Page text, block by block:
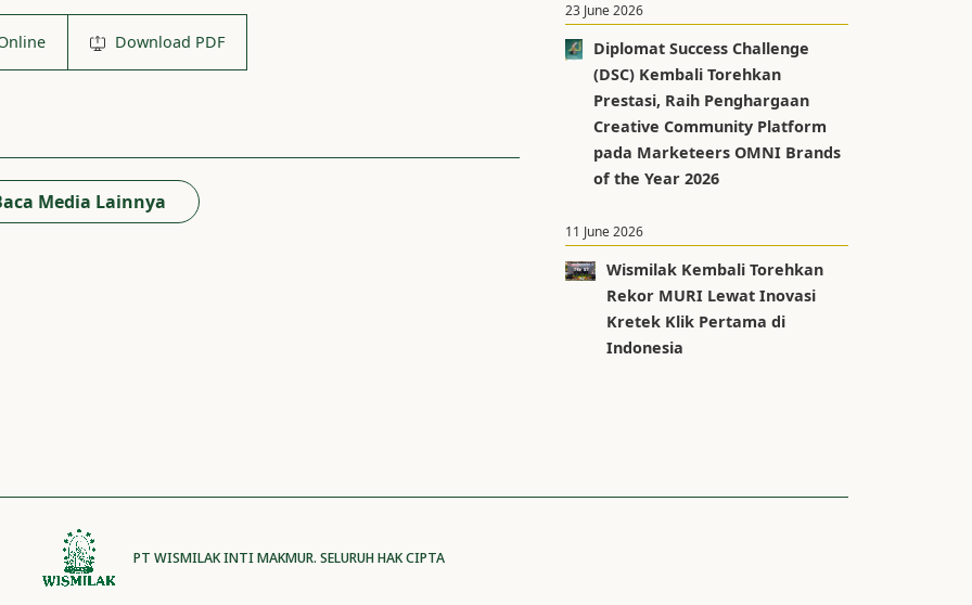
Download PDF
Media Lainnya
23 June 2026
Diplomat Success Challenge
(DSC) Kembali Torehkan
Prestasi, Raih Penghargaan
Creative Community Platform
pada Marketeers OMNI Brands
of the Year 2026
11 June 2026
Wismilak Kembali Torehkan
Rekor MURI Lewat Inovasi
Kretek Klik Pertama di
Indonesia
PT WISMILAK INTI MAKMUR. SELURUH HAK CIPTA